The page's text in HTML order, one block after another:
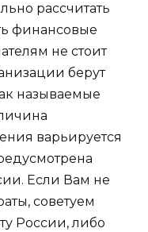
рассчитать
финансовые
не стоит
берут
называемые
варьируется
Если Вам не
советуем
России, либо